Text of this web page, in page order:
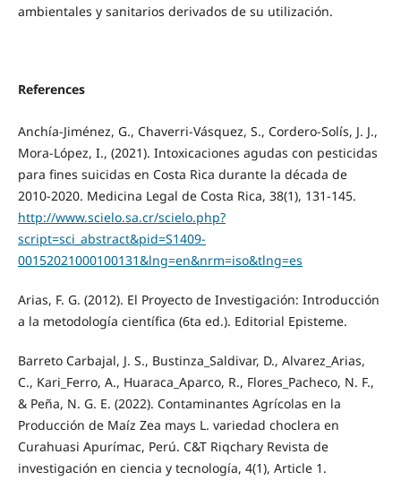
ambientales y sanitarios derivados de su utilización.
References
Anchía-Jiménez, G., Chaverri-Vásquez, S., Cordero-Solís, J. J.,
Mora-López, I., (2021). Intoxicaciones agudas con pesticidas
para fines suicidas en Costa Rica durante la década de
2010-2020. Medicina Legal de Costa Rica, 38(1), 131-145.
http://www.scielo.sa.cr/scielo.php?
script=sci_abstract&pid=S1409-
00152021000100131&lng=en&nrm=iso&tlng=es
Arias, F. G. (2012). El Proyecto de Investigación: Introducción
a la metodología científica (6ta ed.). Editorial Episteme.
Barreto Carbajal, J. S., Bustinza_Saldivar, D., Alvarez_Arias,
C., Kari_Ferro, A., Huaraca_Aparco, R., Flores_Pacheco, N. F.,
& Peña, N. G. E. (2022). Contaminantes Agrícolas en la
Producción de Maíz Zea mays L. variedad choclera en
Curahuasi Apurímac, Perú. C&T Riqchary Revista de
investigación en ciencia y tecnología, 4(1), Article 1.